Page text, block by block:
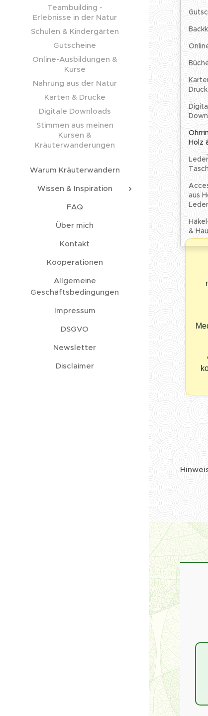
Teambuilding -
Erlebnisse in der Natur
Schulen & Kindergärten
Gutscheine
Online-Ausbildungen &
Kurse
Nahrung aus der Natur
Karten & Drucke
Digitale Downloads
Stimmen aus meinen
Kursen &
Kräuterwanderungen
Warum Kräuterwandern
Wissen & Inspiration
FAQ
Über mich
Kontakt
Kooperationen
Allgemeine
Geschäftsbedingungen
Impressum
DSGVO
Newsletter
Disclaimer
Holz
aus
Leder
&
💚